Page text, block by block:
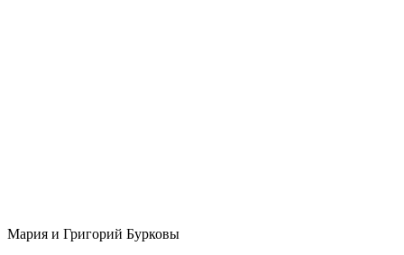
Мария и Григорий Бурковы